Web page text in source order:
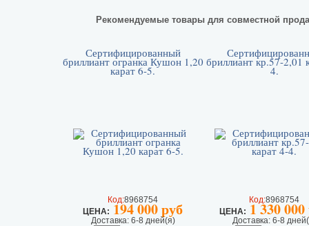
Рекомендуемые товары для совместной
Сертифицированный
бриллиант огранка Кушон 1,20
карат 6-5.
Код:8968754
ЦEHA: 194 000 руб
Доставка: 6-8 дней(я)
бриллиант кр.57-2,01
4.
Код:8968754
ЦEHA: 1 330
Доставка: 6-8